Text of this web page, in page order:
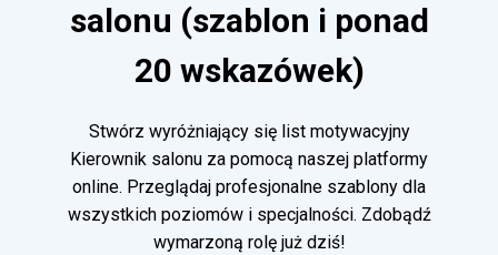
salonu (szablon i ponad
20 wskazówek)
Stwórz wyróżniający się list motywacyjny
Kierownik salonu za pomocą naszej platformy
online. Przeglądaj profesjonalne szablony dla
wszystkich poziomów i specjalności. Zdobądź
wymarzoną rolę już dziś!